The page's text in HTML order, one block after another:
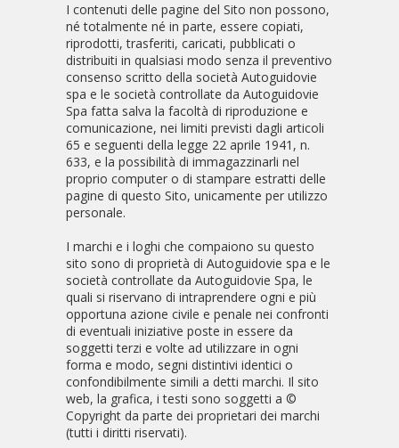
I contenuti delle pagine del Sito non possono,
né totalmente né in parte, essere copiati,
riprodotti, trasferiti, caricati, pubblicati o
distribuiti in qualsiasi modo senza il preventivo
consenso scritto della società Autoguidovie
spa e le società controllate da Autoguidovie
Spa fatta salva la facoltà di riproduzione e
comunicazione, nei limiti previsti dagli articoli
65 e seguenti della legge 22 aprile 1941, n.
633, e la possibilità di immagazzinarli nel
proprio computer o di stampare estratti delle
pagine di questo Sito, unicamente per utilizzo
personale.
I marchi e i loghi che compaiono su questo
sito sono di proprietà di Autoguidovie spa e le
società controllate da Autoguidovie Spa, le
quali si riservano di intraprendere ogni e più
opportuna azione civile e penale nei confronti
di eventuali iniziative poste in essere da
soggetti terzi e volte ad utilizzare in ogni
forma e modo, segni distintivi identici o
confondibilmente simili a detti marchi. Il sito
web, la grafica, i testi sono soggetti a ©
Copyright da parte dei proprietari dei marchi
(tutti i diritti riservati).